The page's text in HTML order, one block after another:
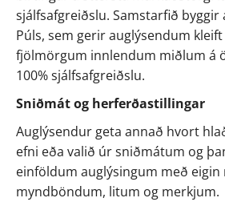
sjálfsafgreiðslu. Samstarfið byggir
Púls, sem gerir auglýsendum
fjölmörgum innlendum miðlum á
100% sjálfsafgreiðslu.
Sniðmát og herferðastillingar
Auglýsendur geta annað hvort
efni eða valið úr sniðmátum og
einföldum auglýsingum með eigin
myndböndum, litum og merkjum.